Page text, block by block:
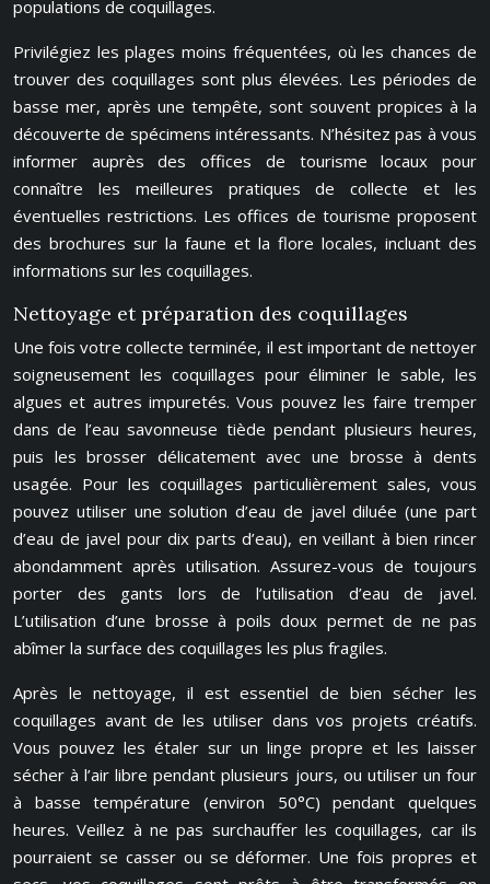
populations de coquillages.
Privilégiez les plages moins fréquentées, où les chances de
trouver des coquillages sont plus élevées. Les périodes de
basse mer, après une tempête, sont souvent propices à la
découverte de spécimens intéressants. N’hésitez pas à vous
informer auprès des offices de tourisme locaux pour
connaître les meilleures pratiques de collecte et les
éventuelles restrictions. Les offices de tourisme proposent
des brochures sur la faune et la flore locales, incluant des
informations sur les coquillages.
Nettoyage et préparation des coquillages
Une fois votre collecte terminée, il est important de nettoyer
soigneusement les coquillages pour éliminer le sable, les
algues et autres impuretés. Vous pouvez les faire tremper
dans de l’eau savonneuse tiède pendant plusieurs heures,
puis les brosser délicatement avec une brosse à dents
usagée. Pour les coquillages particulièrement sales, vous
pouvez utiliser une solution d’eau de javel diluée (une part
d’eau de javel pour dix parts d’eau), en veillant à bien rincer
abondamment après utilisation. Assurez-vous de toujours
porter des gants lors de l’utilisation d’eau de javel.
L’utilisation d’une brosse à poils doux permet de ne pas
abîmer la surface des coquillages les plus fragiles.
Après le nettoyage, il est essentiel de bien sécher les
coquillages avant de les utiliser dans vos projets créatifs.
Vous pouvez les étaler sur un linge propre et les laisser
sécher à l’air libre pendant plusieurs jours, ou utiliser un four
à basse température (environ 50°C) pendant quelques
heures. Veillez à ne pas surchauffer les coquillages, car ils
pourraient se casser ou se déformer. Une fois propres et